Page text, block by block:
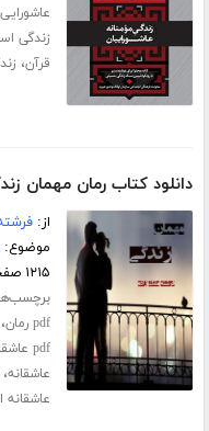
عاشورایی
زندگی
قرآن،
دانلود کتاب رمان مهمان
از:
موضوع:
۱۲۱۵ صفحه
pdf رمان
pdf عاشقانه
عاشقانه
عاشقانه